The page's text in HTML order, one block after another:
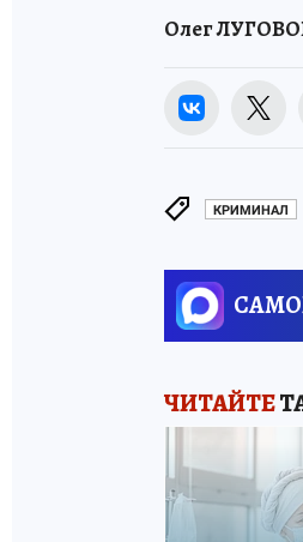
Олег
КРИМИНАЛ
ЧИТАЙТЕ